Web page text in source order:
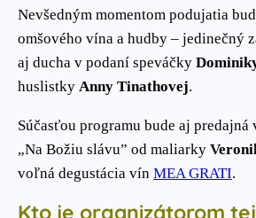
Nevšedným momentom podujatia
omšového vína a hudby – jedinečný
aj ducha v podaní speváčky
huslistky Anny Tinathovej.
Súčasťou programu bude aj predajná
„Na Božiu slávu” od maliarky
voľná degustácia vín MEA GRATI.
Kto je organizátorom